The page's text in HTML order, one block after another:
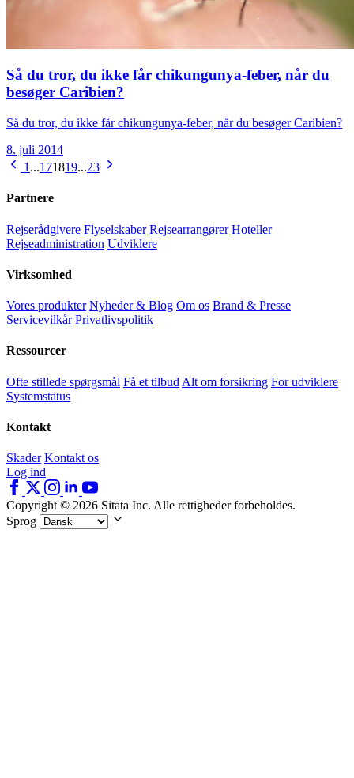
Så du tror, du ikke får chikungunya-feber, når du
besøger Caribien?
Så du tror, du ikke får chikungunya-feber, når du besøger Caribien?
8. juli 2014
1 ...171819...23
Partnere
Rejserådgivere Flyselskaber Rejsearrangører Hoteller
Rejseadministration Udviklere
Virksomhed
Vores produkter Nyheder & Blog Om os Brand & Presse
Servicevilkår Privatlivspolitik
Ressourcer
Ofte stillede spørgsmål Få et tilbud Alt om forsikring For udviklere
Systemstatus
Kontakt
Skader Kontakt os
Log ind
Copyright © 2026 Sitata Inc. Alle rettigheder forbeholdes.
Sprog